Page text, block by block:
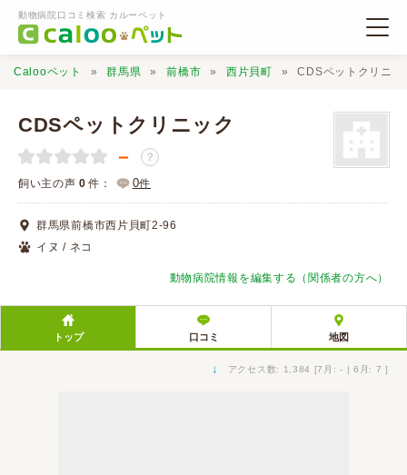
動物病院口コミ検索 カルーペット
動物病院検索
口コミ検索
口コミ投稿
Calooペット 群馬県 前橋市 西片貝町 CDSペットクリニッ
CDSペットクリニック
－ ？
飼い主の声 0 件： 0件
群馬県前橋市西片貝町2-96
イヌ / ネコ
動物病院情報を編集する（関係者の方へ）
トップ 口コミ 地図
↓ アクセス数: 1,384 [7月: - | 6月: 7 ]